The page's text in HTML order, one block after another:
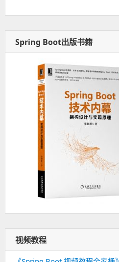
Spring Boot出版书籍
视频教程